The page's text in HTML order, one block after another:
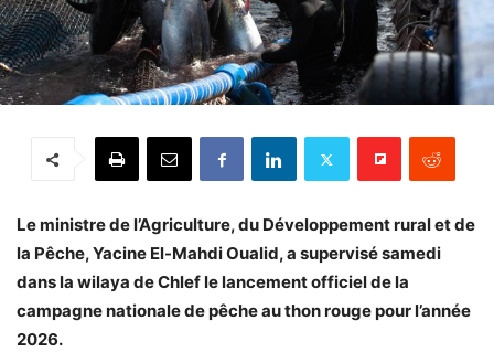
Le ministre de l’Agriculture, du Développement rural et de
la Pêche, Yacine El-Mahdi Oualid, a supervisé samedi
dans la wilaya de Chlef le lancement officiel de la
campagne nationale de pêche au thon rouge pour l’année
2026.